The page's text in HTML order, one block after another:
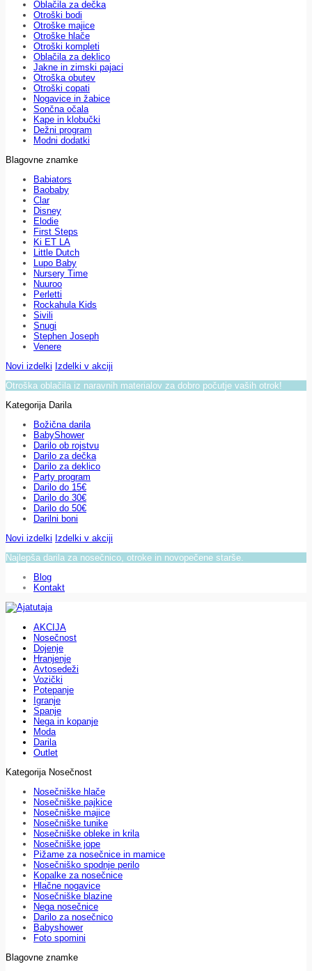
Oblačila za dečka
Otroški bodi
Otroške majice
Otroške hlače
Otroški kompleti
Oblačila za deklico
Jakne in zimski pajaci
Otroška obutev
Otroški copati
Nogavice in žabice
Sončna očala
Kape in klobučki
Dežni program
Modni dodatki
Blagovne znamke
Babiators
Baobaby
Clar
Disney
Elodie
First Steps
Ki ET LA
Little Dutch
Lupo Baby
Nursery Time
Nuuroo
Perletti
Rockahula Kids
Sivili
Snugi
Stephen Joseph
Venere
Novi izdelki Izdelki v akciji
Otroška oblačila iz naravnih materialov za dobro počutje vaših otrok!
Kategorija Darila
Božična darila
BabyShower
Darilo ob rojstvu
Darilo za dečka
Darilo za deklico
Party program
Darilo do 15€
Darilo do 30€
Darilo do 50€
Darilni boni
Novi izdelki Izdelki v akciji
Najlepša darila za nosečnico, otroke in novopečene starše.
Blog
Kontakt
AKCIJA
Nosečnost
Dojenje
Hranjenje
Avtosedeži
Vozički
Potepanje
Igranje
Spanje
Nega in kopanje
Moda
Darila
Outlet
Kategorija Nosečnost
Nosečniške hlače
Nosečniške pajkice
Nosečniške majice
Nosečniške tunike
Nosečniške obleke in krila
Nosečniške jope
Pižame za nosečnice in mamice
Nosečniško spodnje perilo
Kopalke za nosečnice
Hlačne nogavice
Nosečniške blazine
Nega nosečnice
Darilo za nosečnico
Babyshower
Foto spomini
Blagovne znamke